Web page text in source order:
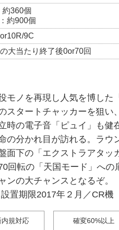
約360個
約900個
9C
大当たり終了後0or70回
モノを再現し人気を博し
スタートチャッカーを狙
時の電子音「ピュイ」も
の分かれ目が訪れる。ラ
面下の「エクストラアタ
回転の「天国モード」へ
ンの大チャンスとなるぞ。
置期限2017年２月／CR機
規対応 確変60%以上